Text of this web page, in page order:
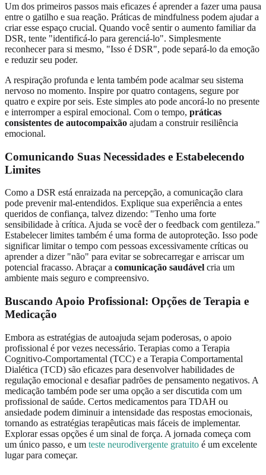
Um dos primeiros passos mais eficazes é aprender a fazer uma pausa
entre o gatilho e sua reação. Práticas de mindfulness podem ajudar a
criar esse espaço crucial. Quando você sentir o aumento familiar da
DSR, tente "identificá-lo para gerenciá-lo". Simplesmente
reconhecer para si mesmo, "Isso é DSR", pode separá-lo da emoção
e reduzir seu poder.
A respiração profunda e lenta também pode acalmar seu sistema
nervoso no momento. Inspire por quatro contagens, segure por
quatro e expire por seis. Este simples ato pode ancorá-lo no presente
e interromper a espiral emocional. Com o tempo, práticas
consistentes de autocompaixão ajudam a construir resiliência
emocional.
Comunicando Suas Necessidades e Estabelecendo
Limites
Como a DSR está enraizada na percepção, a comunicação clara
pode prevenir mal-entendidos. Explique sua experiência a entes
queridos de confiança, talvez dizendo: "Tenho uma forte
sensibilidade à crítica. Ajuda se você der o feedback com gentileza."
Estabelecer limites também é uma forma de autoproteção. Isso pode
significar limitar o tempo com pessoas excessivamente críticas ou
aprender a dizer "não" para evitar se sobrecarregar e arriscar um
potencial fracasso. Abraçar a comunicação saudável cria um
ambiente mais seguro e compreensivo.
Buscando Apoio Profissional: Opções de Terapia e
Medicação
Embora as estratégias de autoajuda sejam poderosas, o apoio
profissional é por vezes necessário. Terapias como a Terapia
Cognitivo-Comportamental (TCC) e a Terapia Comportamental
Dialética (TCD) são eficazes para desenvolver habilidades de
regulação emocional e desafiar padrões de pensamento negativos. A
medicação também pode ser uma opção a ser discutida com um
profissional de saúde. Certos medicamentos para TDAH ou
ansiedade podem diminuir a intensidade das respostas emocionais,
tornando as estratégias terapêuticas mais fáceis de implementar.
Explorar essas opções é um sinal de força. A jornada começa com
um único passo, e um teste neurodivergente gratuito é um excelente
lugar para começar.